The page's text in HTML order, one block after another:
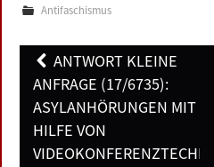
Antifaschismus
Post
navigation
ANTWORT KLEINE
ANFRAGE (17/6735):
ASYLANHÖRUNGEN MIT
HILFE VON
VIDEOKONFERENZTECHNIK